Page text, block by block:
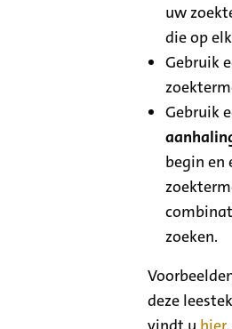
uw
die op
Gebruik
Gebruik
begin en
zoeken.
deze